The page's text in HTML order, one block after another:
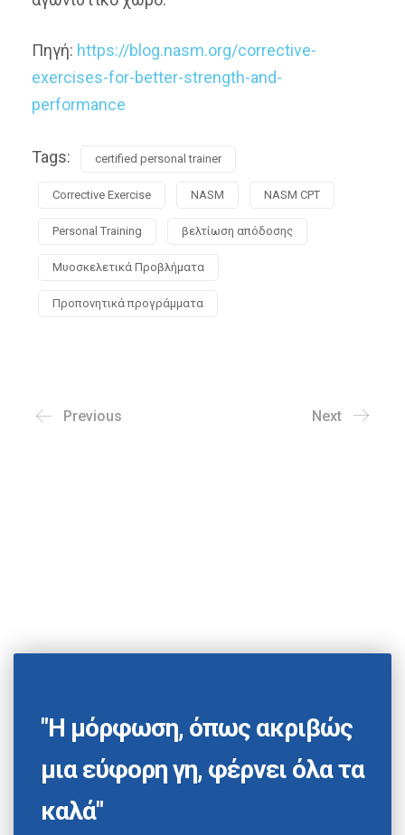
Πηγή: https://blog.nasm.org/corrective-
exercises-for-better-strength-and-
performance
Tags: certified personal trainer
Corrective Exercise NASM NASM CPT
Personal Training βελτίωση απόδοσης
Μυοσκελετικά Προβλήματα
Προπονητικά προγράμματα
Previous Next
"Η μόρφωση, όπως ακριβώς
μια εύφορη γη, φέρνει όλα τα
καλά"